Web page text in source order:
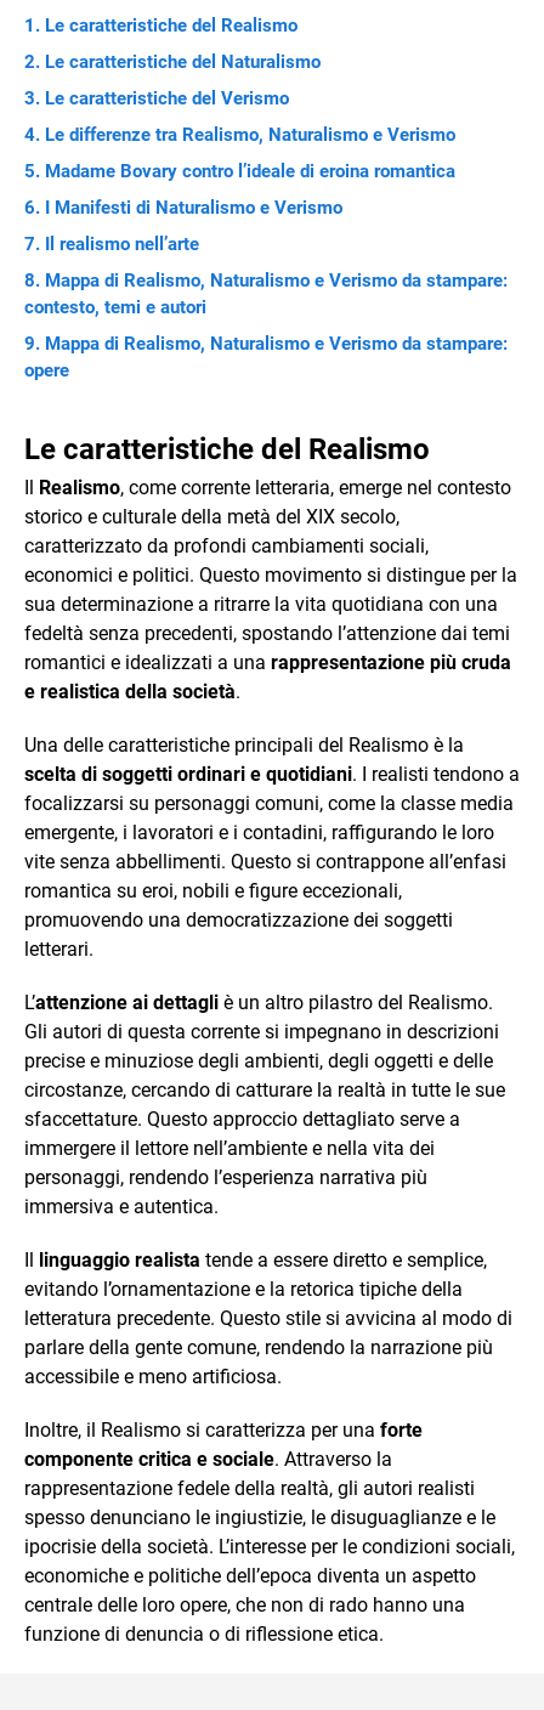
Le caratteristiche del Realismo
Le caratteristiche del Naturalismo
Le caratteristiche del Verismo
Le differenze tra Realismo, Naturalismo e Verismo
Madame Bovary contro l’ideale di eroina romantica
I Manifesti di Naturalismo e Verismo
Il realismo nell’arte
Mappa di Realismo, Naturalismo e Verismo da stampare:
contesto, temi e autori
Mappa di Realismo, Naturalismo e Verismo da stampare:
opere
Le caratteristiche del Realismo
Il Realismo, come corrente letteraria, emerge nel contesto
storico e culturale della metà del XIX secolo,
caratterizzato da profondi cambiamenti sociali,
economici e politici. Questo movimento si distingue per la
sua determinazione a ritrarre la vita quotidiana con una
fedeltà senza precedenti, spostando l’attenzione dai temi
romantici e idealizzati a una rappresentazione più cruda
e realistica della società.
Una delle caratteristiche principali del Realismo è la
scelta di soggetti ordinari e quotidiani. I realisti tendono a
focalizzarsi su personaggi comuni, come la classe media
emergente, i lavoratori e i contadini, raffigurando le loro
vite senza abbellimenti. Questo si contrappone all’enfasi
romantica su eroi, nobili e figure eccezionali,
promuovendo una democratizzazione dei soggetti
letterari.
L’attenzione ai dettagli è un altro pilastro del Realismo.
Gli autori di questa corrente si impegnano in descrizioni
precise e minuziose degli ambienti, degli oggetti e delle
circostanze, cercando di catturare la realtà in tutte le sue
sfaccettature. Questo approccio dettagliato serve a
immergere il lettore nell’ambiente e nella vita dei
personaggi, rendendo l’esperienza narrativa più
immersiva e autentica.
Il linguaggio realista tende a essere diretto e semplice,
evitando l’ornamentazione e la retorica tipiche della
letteratura precedente. Questo stile si avvicina al modo di
parlare della gente comune, rendendo la narrazione più
accessibile e meno artificiosa.
Inoltre, il Realismo si caratterizza per una forte
componente critica e sociale. Attraverso la
rappresentazione fedele della realtà, gli autori realisti
spesso denunciano le ingiustizie, le disuguaglianze e le
ipocrisie della società. L’interesse per le condizioni sociali,
economiche e politiche dell’epoca diventa un aspetto
centrale delle loro opere, che non di rado hanno una
funzione di denuncia o di riflessione etica.